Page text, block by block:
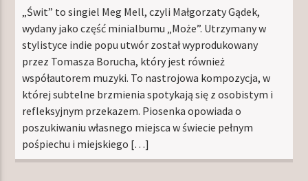
„Świt” to singiel Meg Mell, czyli Małgorzaty Gądek,
wydany jako część minialbumu „Może”. Utrzymany w
stylistyce indie popu utwór został wyprodukowany
przez Tomasza Borucha, który jest również
współautorem muzyki. To nastrojowa kompozycja, w
której subtelne brzmienia spotykają się z osobistym i
refleksyjnym przekazem. Piosenka opowiada o
poszukiwaniu własnego miejsca w świecie pełnym
pośpiechu i miejskiego […]